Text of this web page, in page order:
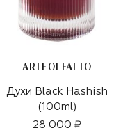
ARTEOLFATTO
Духи Black Hashish
(100ml)
28 000 ₽